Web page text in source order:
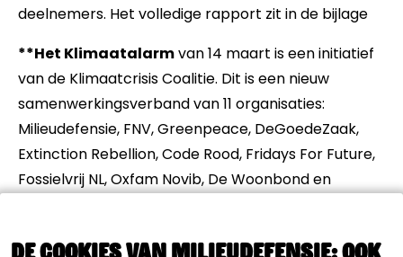
deelnemers. Het volledige rapport zit in de bijlage
**Het Klimaatalarmvan 14 maart is een initiatief
van de Klimaatcrisis Coalitie. Dit is een nieuw
samenwerkingsverband van 11 organisaties:
Milieudefensie, FNV, Greenpeace, DeGoedeZaak,
Extinction Rebellion, Code Rood, Fridays For Future,
Fossielvrij NL, Oxfam Novib, De Woonbond en